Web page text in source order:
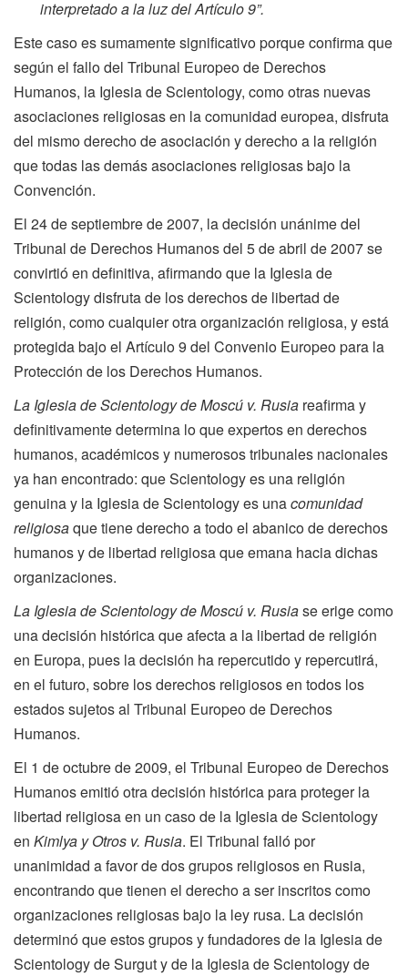
interpretado a la luz del Artículo 9”.
Este caso es sumamente significativo porque confirma que
según el fallo del Tribunal Europeo de Derechos
Humanos, la Iglesia de Scientology, como otras nuevas
asociaciones religiosas en la comunidad europea, disfruta
del mismo derecho de asociación y derecho a la religión
que todas las demás asociaciones religiosas bajo la
Convención.
El 24 de septiembre de 2007, la decisión unánime del
Tribunal de Derechos Humanos del 5 de abril de 2007 se
convirtió en definitiva, afirmando que la Iglesia de
Scientology disfruta de los derechos de libertad de
religión, como cualquier otra organización religiosa, y está
protegida bajo el Artículo 9 del Convenio Europeo para la
Protección de los Derechos Humanos.
La Iglesia de Scientology de Moscú v. Rusia reafirma y
definitivamente determina lo que expertos en derechos
humanos, académicos y numerosos tribunales nacionales
ya han encontrado: que Scientology es una religión
genuina y la Iglesia de Scientology es unacomunidad
religiosaque tiene derecho a todo el abanico de derechos
humanos y de libertad religiosa que emana hacia dichas
organizaciones.
La Iglesia de Scientology de Moscú v. Rusiase erige como
una decisión histórica que afecta a la libertad de religión
en Europa, pues la decisión ha repercutido y repercutirá,
en el futuro, sobre los derechos religiosos en todos los
estados sujetos al Tribunal Europeo de Derechos
Humanos.
El 1 de octubre de 2009, el Tribunal Europeo de Derechos
Humanos emitió otra decisión histórica para proteger la
libertad religiosa en un caso de la Iglesia de Scientology
en Kimlya y Otros v. Rusia. El Tribunal falló por
unanimidad a favor de dos grupos religiosos en Rusia,
encontrando que tienen el derecho a ser inscritos como
organizaciones religiosas bajo la ley rusa. La decisión
determinó que estos grupos y fundadores de la Iglesia de
Scientology de Surgut y de la Iglesia de Scientology de